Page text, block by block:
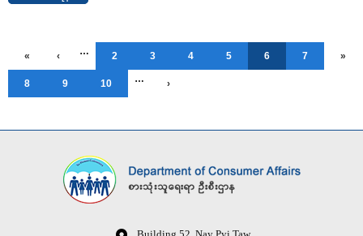
« ‹ … 2 3 4 5 6 7
8 9 10 … ›
»